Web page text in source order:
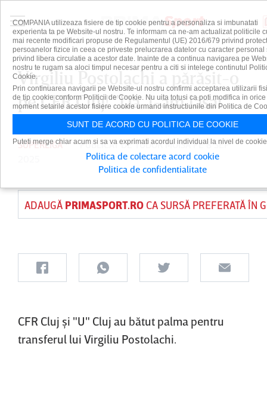
Virgiliu Postolachi a părăsit-o
pe CFR Cluj! "Da, l-am lăsat"
SUPERLIGA PUBLICAT DETUDOR MOISAPE 8 SEP
ADAUGĂ PRIMASPORT.ROCA SURSĂ PREFERATĂ ÎN
CFR Cluj şi "U" Cluj au bătut palma pentru
transferul lui Virgiliu Postolachi.
COMPANIA utilizeaza fisiere de tip cookie pentru a personaliza si imbunatati
experienta ta pe Website-ul nostru. Te informam ca ne-am actualizat politicile
mai recente modificari propuse de Regulamentul (UE) 2016/679 privind
persoanelor fizice in ceea ce priveste prelucrarea datelor cu caracter personal
privind libera circulatie a acestor date. Inainte de a continua navigarea pe
nostru te rugam sa aloci timpul necesar pentru a citi si intelege continutul
Cookie.
Prin continuarea navigarii pe Website-ul nostru confirmi acceptarea utilizarii
de tip cookie conform Politicii de Cookie. Nu uita totusi ca poti modifica in orice
moment setarile acestor fisiere cookie urmand instructiunile din Politica de
SUNT DE ACORD CU POLITICA DE COOKIE
Puteti merge chiar acum si sa va exprimati acordul individual la nivel de
Politica de colectare acord cookie
Politica de confidentialitate